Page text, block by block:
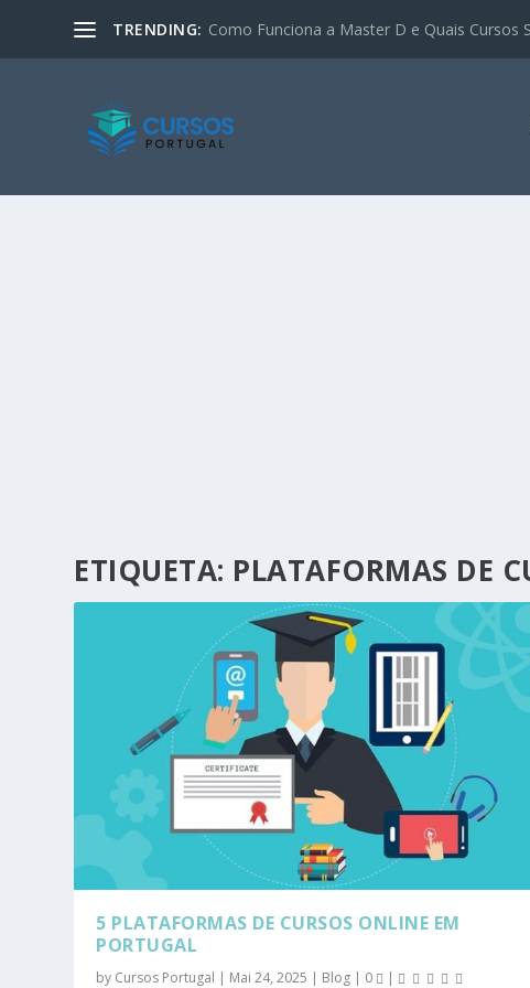
TRENDING: Como Funciona a Master D e Quais Cursos
ETIQUETA: PLATAFORMAS DE
5 PLATAFORMAS DE CURSOS ONLINE EM
PORTUGAL
by Cursos Portugal | Mai 24, 2025 | Blog | 0 |